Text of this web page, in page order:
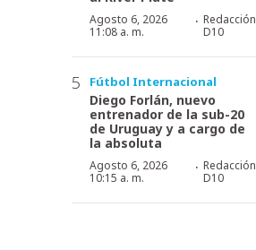
Agosto 6, 2026
11:08 a. m.
· Redacción
D10
Fútbol Internacional
Diego Forlán, nuevo
entrenador de la sub-20
de Uruguay y a cargo de
la absoluta
Agosto 6, 2026
10:15 a. m.
· Redacción
D10